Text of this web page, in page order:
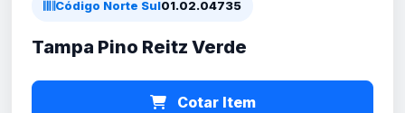
Código Norte Sul01.02.04735
Tampa Pino Reitz Verde
Cotar Item